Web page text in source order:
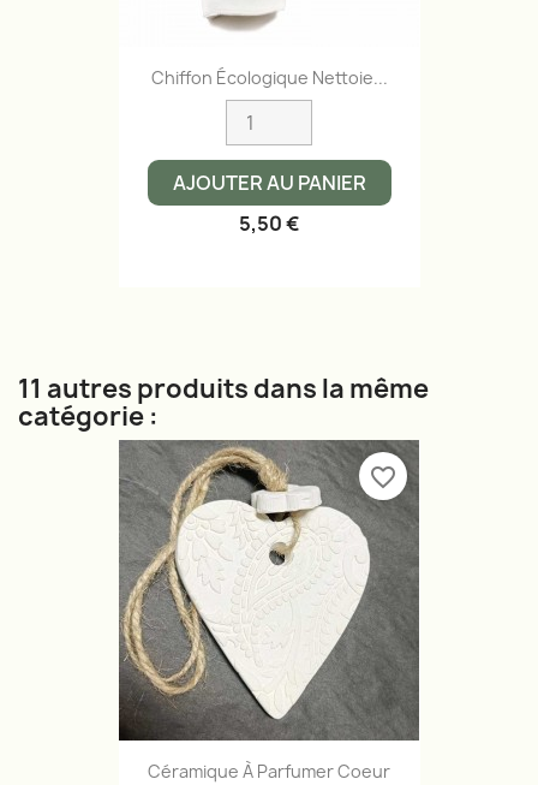
Chiffon Écologique Nettoie...
AJOUTER AU PANIER
5,50 €
11 autres produits dans la même
catégorie :
Céramique À Parfumer Coeur
favorite_border